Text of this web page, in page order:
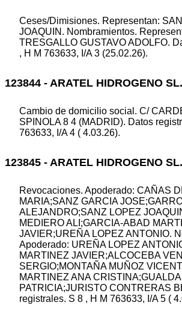
Ceses/Dimisiones. Representan:
JOAQUIN. Nombramientos.
TRESGALLO GUSTAVO ADOLFO.
, H M 763633, I/A 3 (25.02.26).
123844 - ARATEL HIDROGENO SL.
Cambio de domicilio social. C/
SPINOLA 8 4 (MADRID). Datos
763633, I/A 4 ( 4.03.26).
123845 - ARATEL HIDROGENO SL.
Revocaciones. Apoderado: CAÑAS
MARIA;SANZ GARCIA
ALEJANDRO;SANZ LOPEZ
MEDIERO ALI;GARCIA-ABAD
JAVIER;UREÑA LOPEZ ANTONIO.
Apoderado: UREÑA LOPEZ
MARTINEZ JAVIER;ALCOCEBA
SERGIO;MONTAÑA MUÑOZ
MARTINEZ ANA
PATRICIA;JURISTO CONTRERAS
registrales. S 8 , H M 763633, I/A 5 (